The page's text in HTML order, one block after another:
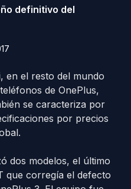
definitivo del
en el resto del mundo
de OnePlus,
se caracteriza por
por precios
dos modelos, el último
que corregía el defecto